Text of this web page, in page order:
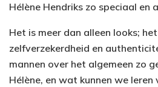
Hélène Hendriks zo speciaal en
Het is meer dan alleen looks;
zelfverzekerdheid en
mannen over het algemeen zo
Hélène, en wat kunnen we leren